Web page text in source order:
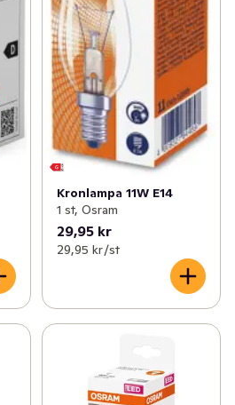
Kronlampa 11W E14
1 st, Osram
29,95 kr
29,95 kr /st